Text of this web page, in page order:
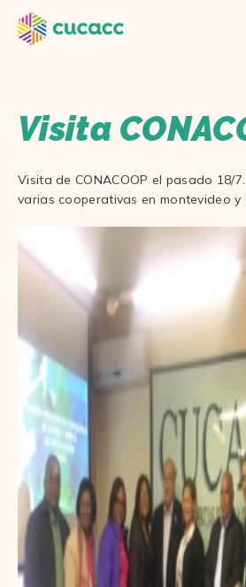
Visita
Visita de CONACOOP el pasado 18/
varias cooperativas en montevideo y